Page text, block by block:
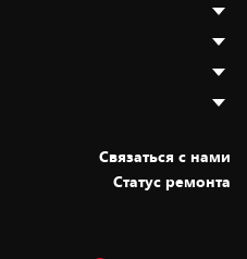
Cвязаться с нами
Статус ремонта